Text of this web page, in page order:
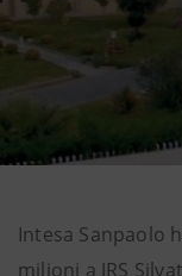
Intesa Sanpaolo
milioni a JRS